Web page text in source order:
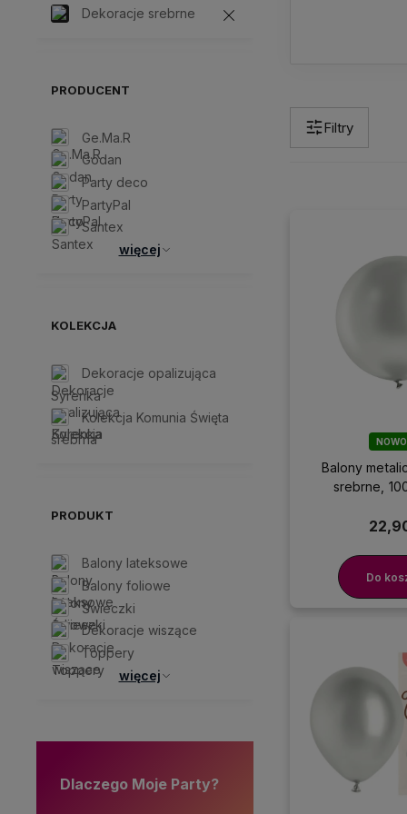
Dekoracje srebrne
PRODUCENT
Ge.Ma.R
Godan
Party deco
PartyPal
Santex
więcej
KOLEKCJA
Dekoracje opalizująca
Syrenka
Kolekcja Komunia Święta
srebrna
PRODUKT
Balony lateksowe
Balony foliowe
Świeczki
Dekoracje wiszące
Toppery
więcej
Dlaczego Moje Party?
Filtry
Balony
srebrne,
Do